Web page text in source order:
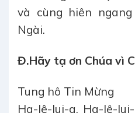
và cùng hiên
Ngài.
Đ.Hãy tạ ơn Chúa vì
Tung hô Tin
Ha-lê-lui-a. Ha-lê-